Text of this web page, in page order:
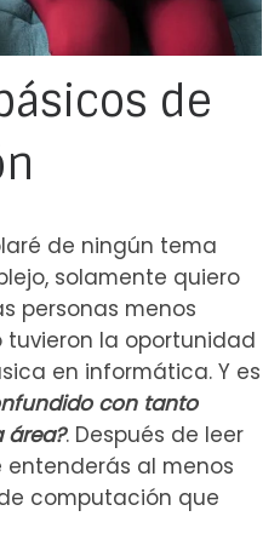
de
de ningún tema
solamente quiero
personas menos
la oportunidad
en informática. Y es
con tanto
área?. Después de leer
al menos
computación que